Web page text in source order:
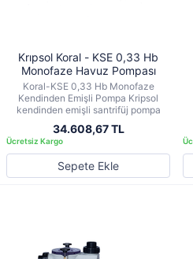
Krıpsol Koral - KSE 0,33 Hb
Monofaze Havuz Pompası
Koral-KSE 0,33 Hb Monofaze
Kendinden Emişli Pompa Kripsol
kendinden emişli santrifüj pompa
34.608,67 TL
Sepete Ekle